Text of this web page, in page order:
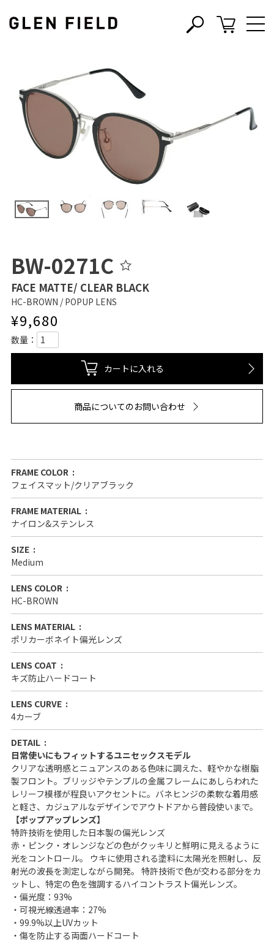
s c
BW-0271C
FACE MATTE/ CLEAR BLACK
HC-BROWN / POPUP LENS
¥9,680
カートに入れる
商品についてのお問い合わせ
FRAME COLOR
フェイスマット/クリアブラック
FRAME MATERIAL
ナイロン&ステンレス
SIZE
Medium
LENS COLOR
HC-BROWN
LENS MATERIAL
ポリカーボネイト偏光レンズ
LENS COAT
キズ防止ハードコート
LENS CURVE
4カーブ
DETAIL
日常使いにもフィットするユニセックスモデル
クリアな透明感とニュアンスのある色味に調えた、軽やかな樹脂
製フロント。ブリッジやテンプルの金属フレームにあしらわれた
レリーフ模様が程良いアクセントに。バネヒンジの柔軟な着用感
と軽さ、カジュアルなデザインでアウトドアから普段使いまで。
【ポップアップレンズ】
特許技術を使用した日本製の偏光レンズ
赤・ピンク・オレンジなどの色がクッキリと鮮明に見えるように
光をコントロール。 ウキに使用される塗料に太陽光を照射し、反
射光の波長を測定しながら開発。 特許技術で色が交わる部分をカ
ットし、特定の色を強調するハイコントラスト偏光レンズ。
・偏光度：93%
・可視光線透過率：27%
・99.9%以上UVカット
・傷を防止する両面ハードコート